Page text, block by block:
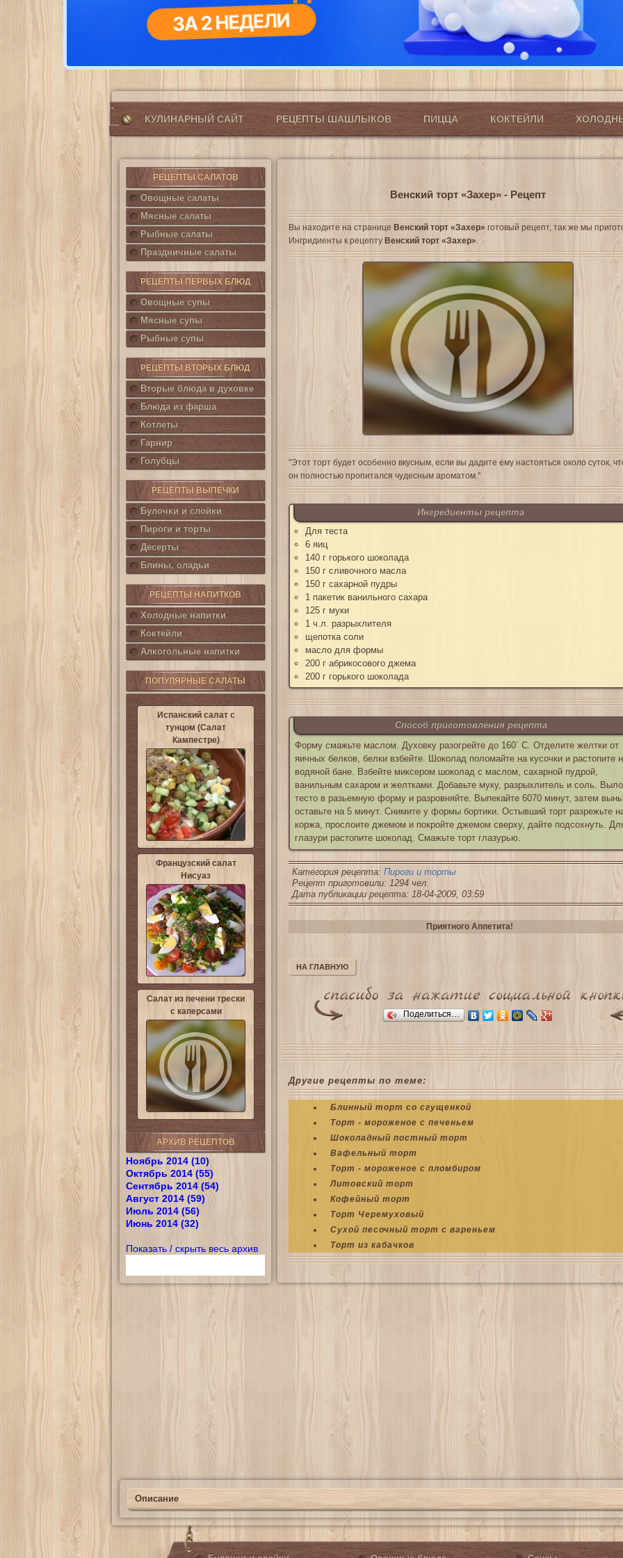
КУЛИНАРНЫЙ САЙТ РЕЦЕПТЫ ШАШЛЫКОВ ПИЦЦА КОКТЕЙЛИ
РЕЦЕПТЫ САЛАТОВ
Овощные салаты
Мясные салаты
Рыбные салаты
Праздничные салаты
РЕЦЕПТЫ ПЕРВЫХ БЛЮД
Овощные супы
Мясные супы
Рыбные супы
РЕЦЕПТЫ ВТОРЫХ БЛЮД
Вторые блюда в духовке
Блюда из фарша
Котлеты
Гарнир
Голубцы
РЕЦЕПТЫ ВЫПЕЧКИ
Булочки и слойки
Пироги и торты
Десерты
Блины, оладьи
РЕЦЕПТЫ НАПИТКОВ
Холодные напитки
Коктейли
Алкогольные напитки
ПОПУЛЯРНЫЕ САЛАТЫ
Испанский салат с
тунцом (Салат
Кампестре)
Французский салат
Нисуаз
Салат из печени трески
с каперсами
АРХИВ РЕЦЕПТОВ
Ноябрь 2014 (10)
Октябрь 2014 (55)
Сентябрь 2014 (54)
Август 2014 (59)
Июль 2014 (56)
Июнь 2014 (32)
Показать / скрыть весь архив
Венский торт «Захер» - Рецепт
Вы находите на странице Венский торт «Захер» готовый рецепт, так же мы
Ингридиенты к рецепту Венский торт «Захер»
"Этот торт будет особенно вкусным, если вы дадите ему настояться около суток,
он полностью пропитался чудесным ароматом."
Ингредиенты рецепта
Для теста
6 яиц
140 г горького шоколада
150 г сливочного масла
150 г сахарной пудры
1 пакетик ванильного сахара
125 г муки
1 ч.л. разрыхлителя
щепотка соли
масло для формы
200 г абрикосового джема
200 г горького шоколада
Способ приготовления рецепта
Форму смажьте маслом. Духовку разогрейте до 160` С. Отделите желтки от
яичных белков, белки взбейте. Шоколад поломайте на кусочки и растопите
водяной бане. Взбейте миксером шоколад с маслом, сахарной пудрой,
ванильным сахаром и желтками. Добавьте муку, разрыхлитель и соль.
тесто в разьемную форму и разровняйте. Выпекайте 6070 минут, затем
оставьте на 5 минут. Снимите у формы бортики. Остывший торт разрежьте
коржа, прослоите джемом и покройте джемом сверху, дайте подсохнуть.
глазури растопите шоколад. Смажьте торт глазурью.
Категория рецепта: Пироги и торты
Рецепт приготовили: 1294 чел.
Дата публикации рецепта: 18-04-2009, 03:59
Приятного Аппетита!
НА ГЛАВНУЮ
Поделиться…
Другие рецепты по теме:
Блинный торт со сгущенкой
Торт - мороженое с печеньем
Шоколадный постный торт
Вафельный торт
Торт - мороженое с пломбиром
Литовский торт
Кофейный торт
Торт Черемуховый
Сухой песочный торт с вареньем
Торт из кабачков
Описание